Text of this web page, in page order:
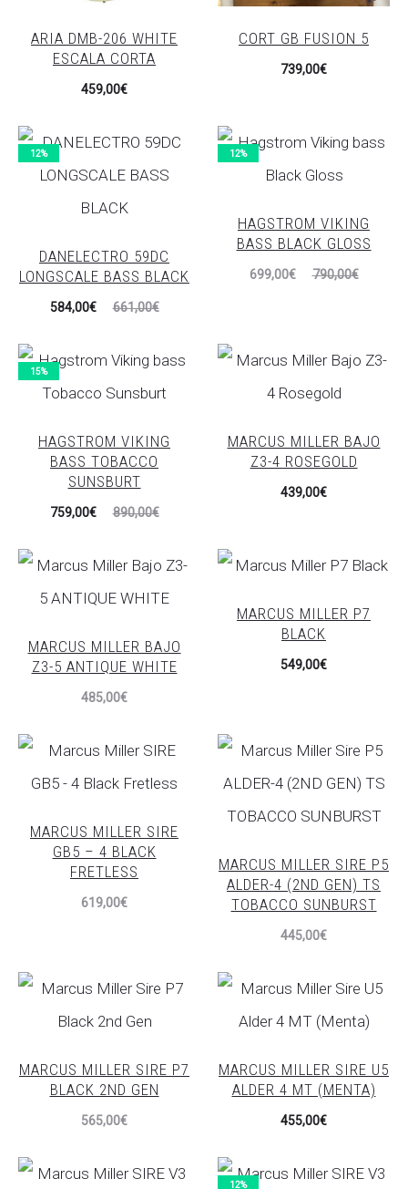
ARIA DMB-206 WHITE
ESCALA CORTA
459,00€
CORT GB FUSION 5
739,00€
12%
DANELECTRO 59DC
LONGSCALE BASS BLACK
661,00€
El
original
era:
584,00€
El
actual
es:
12%
HAGSTROM VIKING
BASS BLACK GLOSS
790,00€
El
era:
699,00€
es:
15%
HAGSTROM VIKING
BASS TOBACCO
SUNSBURT
890,00€
El
original
era:
759,00€
actual
es:
MARCUS MILLER BAJO
Z3-4 ROSEGOLD
439,00€
MARCUS MILLER BAJO
Z3-5 ANTIQUE WHITE
485,00€
MARCUS MILLER P7
BLACK
549,00€
MARCUS MILLER SIRE
GB5 – 4 BLACK
FRETLESS
619,00€
MARCUS MILLER SIRE P5
ALDER-4 (2ND GEN) TS
TOBACCO SUNBURST
445,00€
MARCUS MILLER SIRE P7
BLACK 2ND GEN
565,00€
MARCUS MILLER SIRE U5
ALDER 4 MT (MENTA)
455,00€
12%